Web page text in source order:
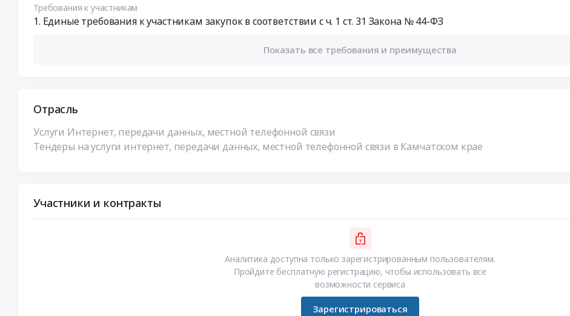
Требования к участникам
Единые требования к участникам закупок в соответствии с ч. 1 ст. 31 Закона № 44-ФЗ
Показать все требования и преимущества
Отрасль
Услуги Интернет, передачи данных, местной телефонной связи
Тендеры на услуги интернет, передачи данных, местной телефонной связи в Камчатском крае
Участники и контракты
Аналитика доступна только зарегистрированным пользователям.
Пройдите бесплатную регистрацию, чтобы использовать все
возможности сервиса
Зарегистрироваться